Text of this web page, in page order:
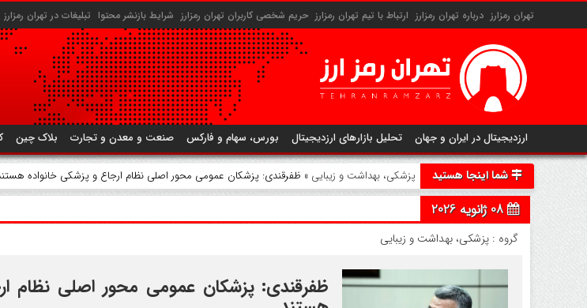
تهران رمزارز درباره تهران رمزارز ارتباط با تیم تهران رمزارز حریم شخصی کاربران تهران رمزارز شرایط بازنشر محتوا تبلیغات در تهران رمزارز
ارزدیجیتال در ایران و جهان
تحلیل بازارهای ارزدیجیتال بورس، سهام و فارکس صنعت و معدن و تجارت بلاک چین
شما اینجا هستید پزشکی، بهداشت و زیبایی » ظفرقندی: پزشکان عمومی محور اصلی نظام ارجاع و پزشکی خانواده
08 ژانویه 2026
گروه :پزشکی، بهداشت و زیبایی
ظفرقندی: پزشکان عمومی محور اصلی نظام